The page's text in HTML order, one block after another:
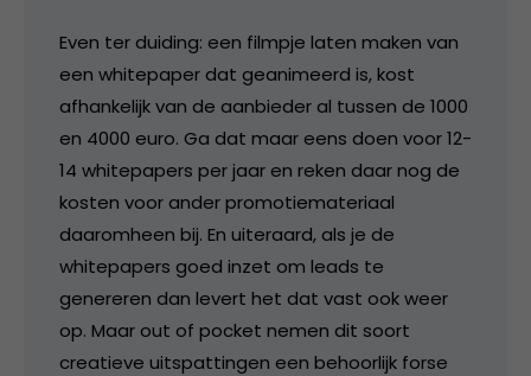
Even ter duiding: een filmpje laten maken van
een whitepaper dat geanimeerd is, kost
afhankelijk van de aanbieder al tussen de 1000
en 4000 euro. Ga dat maar eens doen voor 12-
14 whitepapers per jaar en reken daar nog de
kosten voor ander promotiemateriaal
daaromheen bij. En uiteraard, als je de
whitepapers goed inzet om leads te
genereren dan levert het dat vast ook weer
op. Maar out of pocket nemen dit soort
creatieve uitspattingen een behoorlijk forse